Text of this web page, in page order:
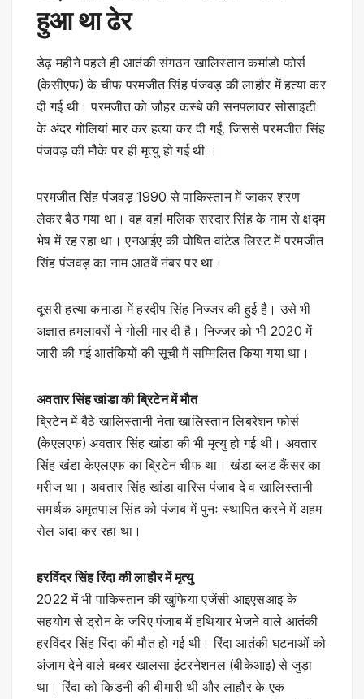
हुआ था ढेर
डेढ़ महीने पहले ही आतंकी संगठन खालिस्तान कमांडो फोर्स
(केसीएफ) के चीफ परमजीत सिंह पंजवड़ की लाहौर में हत्या कर
दी गई थी। परमजीत को जौहर कस्बे की सनफ्लावर सोसाइटी
के अंदर गोलियां मार कर हत्या कर दी गईं, जिससे परमजीत सिंह
पंजवड़ की मौके पर ही मृत्यु हो गई थी ।
परमजीत सिंह पंजवड़ 1990 से पाकिस्तान में जाकर शरण
लेकर बैठ गया था। वह वहां मलिक सरदार सिंह के नाम से क्षद्म
भेष में रह रहा था। एनआईए की घोषित वांटेड लिस्ट में परमजीत
सिंह पंजवड़ का नाम आठवें नंबर पर था।
दूसरी हत्या कनाडा में हरदीप सिंह निज्जर की हुई है। उसे भी
अज्ञात हमलावरों ने गोली मार दी है। निज्जर को भी 2020 में
जारी की गई आतंकियों की सूची में सम्मिलित किया गया था।
अवतार सिंह खांडा की ब्रिटेन में मौत
ब्रिटेन में बैठे खालिस्तानी नेता खालिस्तान लिबरेशन फोर्स
(केएलएफ) अवतार सिंह खांडा की भी मृत्यु हो गई थी। अवतार
सिंह खंडा केएलएफ का ब्रिटेन चीफ था। खंडा ब्लड कैंसर का
मरीज था। अवतार सिंह खांडा वारिस पंजाब दे व खालिस्तानी
समर्थक अमृतपाल सिंह को पंजाब में पुनः स्थापित करने में अहम
रोल अदा कर रहा था।
हरविंदर सिंह रिंदा की लाहौर में मृत्यु
2022 में भी पाकिस्तान की खुफिया एजेंसी आइएसआइ के
सहयोग से ड्रोन के जरिए पंजाब में हथियार भेजने वाले आतंकी
हरविंदर सिंह रिंदा की मौत हो गई थी। रिंदा आतंकी घटनाओं को
अंजाम देने वाले बब्बर खालसा इंटरनेशनल (बीकेआइ) से जुड़ा
था। रिंदा को किडनी की बीमारी थी और लाहौर के एक